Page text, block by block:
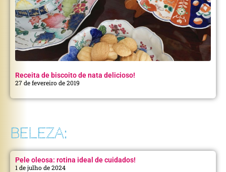
Receita de biscoito de nata delicioso!
27 de fevereiro de 2019
BELEZA:
Pele oleosa: rotina ideal de cuidados!
1 de julho de 2024